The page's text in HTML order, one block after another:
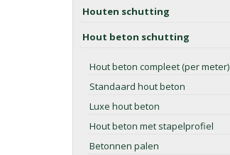
Houten schutting
Hout beton schutting
Hout beton compleet (per meter)
Standaard hout beton
Luxe hout beton
Hout beton met stapelprofiel
Betonnen palen